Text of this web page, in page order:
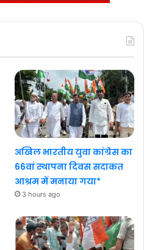
अखिल भारतीय युवा कांग्रेस का
66वां स्थापना दिवस सदाकत
आश्रम में मनाया गया*
3 hours ago